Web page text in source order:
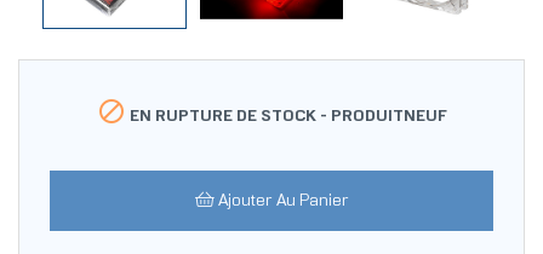
 EN RUPTURE DE STOCK - PRODUITNEUF
Ajouter Au Panier